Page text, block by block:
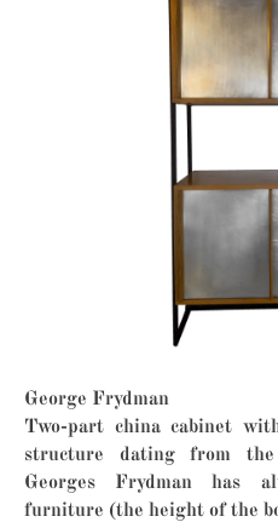
George Frydman
Two-part china cabinet
structure dating from
Georges Frydman has
furniture (the height of the